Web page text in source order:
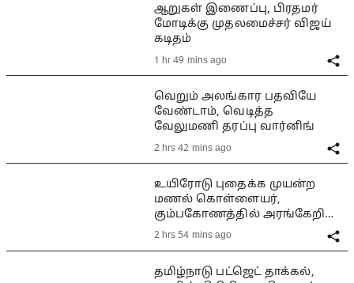
ஆறுகள் இணைப்பு, பிரதமர்
மோடிக்கு முதலமைச்சர் விஜய்
கடிதம்
1 hr 49 mins ago
வெறும் அலங்கார பதவியே
வேண்டாம், வெடித்த
வேலுமணி தரப்பு வார்னிங்
2 hrs 42 mins ago
உயிரோடு புதைக்க முயன்ற
மணல் கொள்ளையர்,
கும்பகோணத்தில் அரங்கேறிய
பயங்கரம்
2 hrs 54 mins ago
தமிழ்நாடு பட்ஜெட் தாக்கல்,